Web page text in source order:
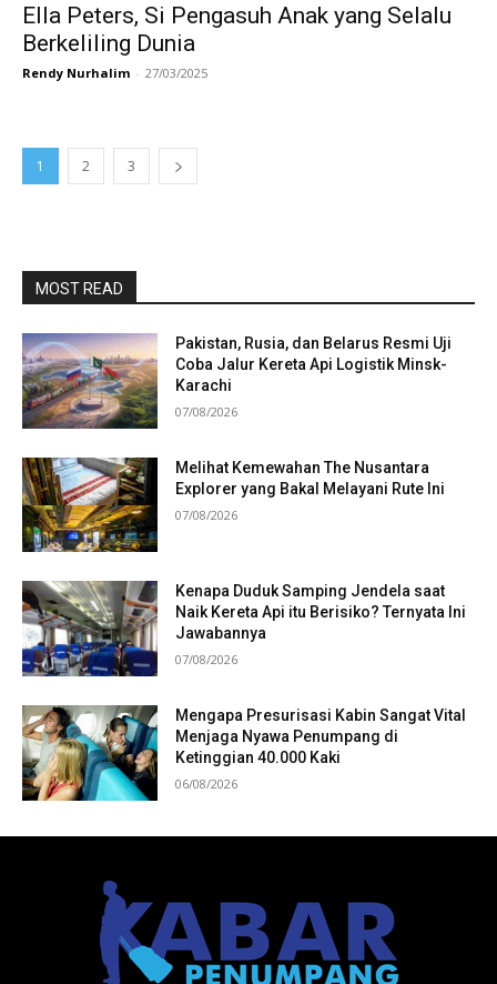
Ella Peters, Si Pengasuh Anak yang Selalu
Berkeliling Dunia
Rendy Nurhalim - 27/03/2025
1 2 3
MOST READ
Pakistan, Rusia, dan Belarus Resmi Uji
Coba Jalur Kereta Api Logistik Minsk-
Karachi
07/08/2026
Melihat Kemewahan The Nusantara
Explorer yang Bakal Melayani Rute Ini
07/08/2026
Kenapa Duduk Samping Jendela saat
Naik Kereta Api itu Berisiko? Ternyata Ini
Jawabannya
07/08/2026
Mengapa Presurisasi Kabin Sangat Vital
Menjaga Nyawa Penumpang di
Ketinggian 40.000 Kaki
06/08/2026